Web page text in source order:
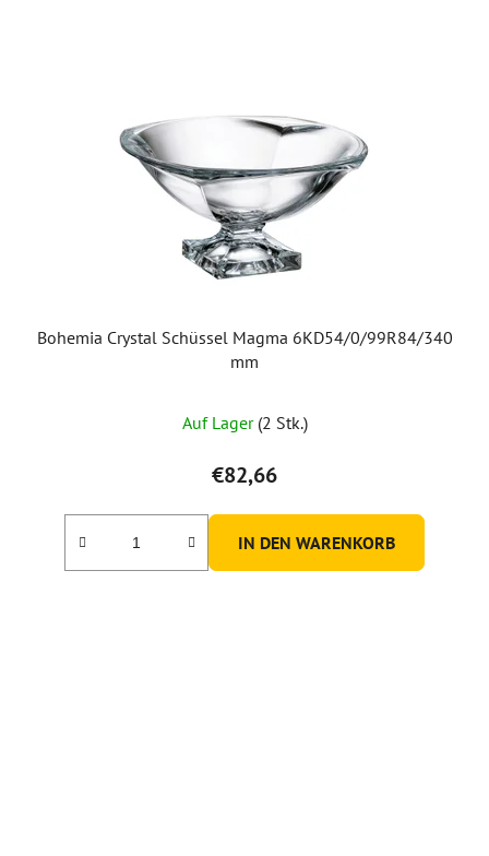
Bohemia Crystal Schüssel Magma 6KD54/0/99R84/340
mm
Auf Lager (2 Stk.)
€82,66
IN DEN WARENKORB